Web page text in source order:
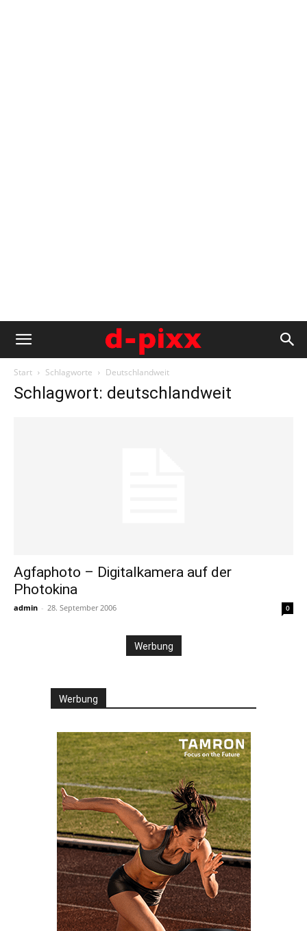
Start Schlagworte Deutschlandweit
Schlagwort: deutschlandweit
Agfaphoto – Digitalkamera auf der
Photokina
admin - 28. September 2006 0
Werbung
Werbung